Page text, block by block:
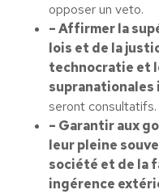
opposer un veto.
– Affirmer la
lois et de la
technocratie et
seront consultatifs.
– Garantir aux
leur pleine
société et de la
ingérence